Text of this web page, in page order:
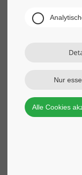
Nur
Alle Cookies